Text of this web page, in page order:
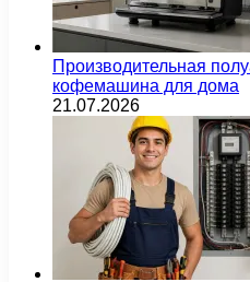
Производительная
кофемашина для дома
21.07.2026